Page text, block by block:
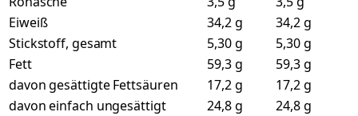
Eiweiß
34,2 g
34,2 g
Stickstoff, gesamt
5,30 g
5,30 g
Fett
59,3 g
59,3 g
davon gesättigte Fettsäuren
17,2 g
17,2 g
davon einfach ungesättigt
24,8 g
24,8 g